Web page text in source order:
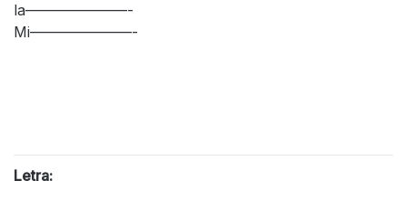
la———————-
Mi———————-
Letra: